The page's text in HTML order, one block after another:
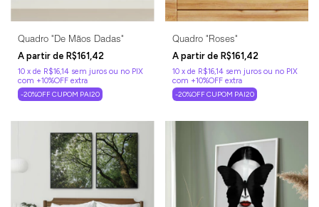
Quadro "De Mãos Dadas"
R$161,42
10 x de R$16,14 sem juros
-20%OFF CUPOM PAI20
Quadro "Roses"
R$161,42
10 x de R$16,14 sem juros
-20%OFF CUPOM PAI20